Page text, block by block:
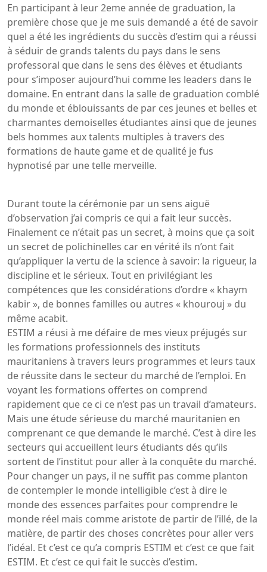
En participant à leur 2eme année de graduation, la
première chose que je me suis demandé a été de savoir
quel a été les ingrédients du succès d’estim qui a réussi
à séduir de grands talents du pays dans le sens
professoral que dans le sens des élèves et étudiants
pour s’imposer aujourd’hui comme les leaders dans le
domaine. En entrant dans la salle de graduation comblé
du monde et éblouissants de par ces jeunes et belles et
charmantes demoiselles étudiantes ainsi que de jeunes
bels hommes aux talents multiples à travers des
formations de haute game et de qualité je fus
hypnotisé par une telle merveille.
Durant toute la cérémonie par un sens aiguë
d’observation j’ai compris ce qui a fait leur succès.
Finalement ce n’était pas un secret, à moins que ça soit
un secret de polichinelles car en vérité ils n’ont fait
qu’appliquer la vertu de la science à savoir: la rigueur, la
discipline et le sérieux. Tout en privilégiant les
compétences que les considérations d’ordre « khaym
kabir », de bonnes familles ou autres « khourouj » du
même acabit.
ESTIM a réusi à me défaire de mes vieux préjugés sur
les formations professionnels des instituts
mauritaniens à travers leurs programmes et leurs taux
de réussite dans le secteur du marché de l’emploi. En
voyant les formations offertes on comprend
rapidement que ce ci ce n’est pas un travail d’amateurs.
Mais une étude sérieuse du marché mauritanien en
comprenant ce que demande le marché. C’est à dire les
secteurs qui accueillent leurs étudiants dés qu’ils
sortent de l’institut pour aller à la conquête du marché.
Pour changer un pays, il ne suffit pas comme planton
de contempler le monde intelligible c’est à dire le
monde des essences parfaites pour comprendre le
monde réel mais comme aristote de partir de l’illé, de la
matière, de partir des choses concrètes pour aller vers
l’idéal. Et c’est ce qu’a compris ESTIM et c’est ce que fait
ESTIM. Et c’est ce qui fait le succès d’estim.